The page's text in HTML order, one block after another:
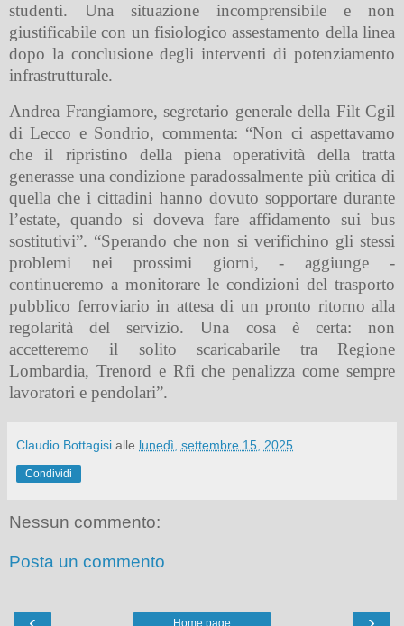
studenti. Una situazione incomprensibile e non
giustificabile con un fisiologico assestamento della linea
dopo la conclusione degli interventi di potenziamento
infrastrutturale.
Andrea Frangiamore, segretario generale della Filt Cgil
di Lecco e Sondrio, commenta: “Non ci aspettavamo
che il ripristino della piena operatività della tratta
generasse una condizione paradossalmente più critica di
quella che i cittadini hanno dovuto sopportare durante
l’estate, quando si doveva fare affidamento sui bus
sostitutivi”. “Sperando che non si verifichino gli stessi
problemi nei prossimi giorni, - aggiunge -
continueremo a monitorare le condizioni del trasporto
pubblico ferroviario in attesa di un pronto ritorno alla
regolarità del servizio. Una cosa è certa: non
accetteremo il solito scaricabarile tra Regione
Lombardia, Trenord e Rfi che penalizza come sempre
lavoratori e pendolari”.
Claudio Bottagisi alle lunedì, settembre 15, 2025
Condividi
Nessun commento:
Posta un commento